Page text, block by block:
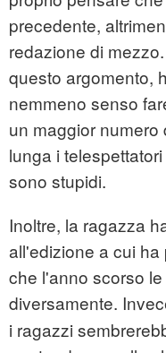
precedente,
redazione di
questo argomento,
nemmeno senso
un maggior numero
lunga i
sono stupidi.
Inoltre, la ragazza
all'edizione a cui
che l'anno scorso
diversamente.
i ragazzi